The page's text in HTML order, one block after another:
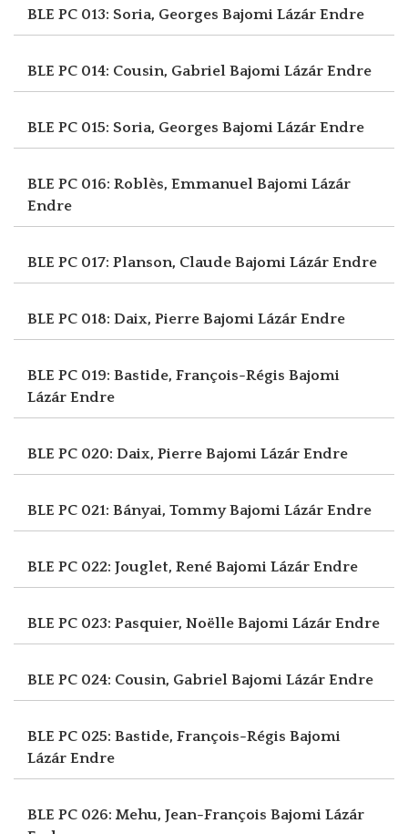
BLE PC 013: Soria, Georges Bajomi Lázár Endre
BLE PC 014: Cousin, Gabriel Bajomi Lázár Endre
BLE PC 015: Soria, Georges Bajomi Lázár Endre
BLE PC 016: Roblès, Emmanuel Bajomi Lázár
Endre
BLE PC 017: Planson, Claude Bajomi Lázár Endre
BLE PC 018: Daix, Pierre Bajomi Lázár Endre
BLE PC 019: Bastide, François-Régis Bajomi
Lázár Endre
BLE PC 020: Daix, Pierre Bajomi Lázár Endre
BLE PC 021: Bányai, TommyBajomi Lázár Endre
BLE PC 022: Jouglet, René Bajomi Lázár Endre
BLE PC 023: Pasquier, Noëlle Bajomi Lázár Endre
BLE PC 024: Cousin, Gabriel Bajomi Lázár Endre
BLE PC 025: Bastide, François-Régis Bajomi
Lázár Endre
BLE PC 026: Mehu, Jean-François Bajomi Lázár